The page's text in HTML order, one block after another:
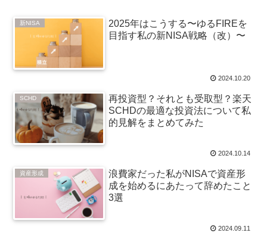
新NISA
2025年はこうする〜ゆるFIREを
目指す私の新NISA戦略（改）〜
2024.10.20
SCHD
再投資型？それとも受取型？楽天
SCHDの最適な投資法について私
的見解をまとめてみた
2024.10.14
資産形成
浪費家だった私がNISAで資産形
成を始めるにあたって辞めたこと
3選
2024.09.11